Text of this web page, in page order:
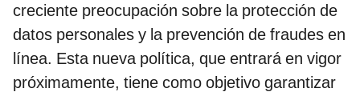
creciente preocupación sobre la protección de
datos personales y la prevención de fraudes en
línea. Esta nueva política, que entrará en vigor
próximamente, tiene como objetivo garantizar